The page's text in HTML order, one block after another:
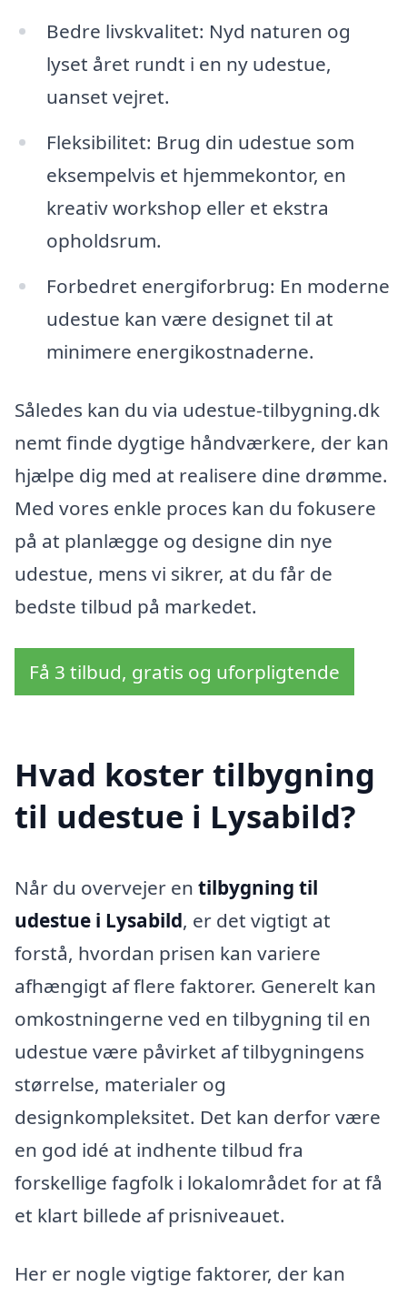
Bedre livskvalitet: Nyd naturen og
lyset året rundt i en ny udestue,
uanset vejret.
Fleksibilitet: Brug din udestue som
eksempelvis et hjemmekontor, en
kreativ workshop eller et ekstra
opholdsrum.
Forbedret energiforbrug: En moderne
udestue kan være designet til at
minimere energikostnaderne.
Således kan du via udestue-tilbygning.dk
nemt finde dygtige håndværkere, der kan
hjælpe dig med at realisere dine drømme.
Med vores enkle proces kan du fokusere
på at planlægge og designe din nye
udestue, mens vi sikrer, at du får de
bedste tilbud på markedet.
Få 3 tilbud, gratis og uforpligtende
Hvad koster tilbygning
til udestue i Lysabild?
Når du overvejer en tilbygning til
udestue i Lysabild, er det vigtigt at
forstå, hvordan prisen kan variere
afhængigt af flere faktorer. Generelt kan
omkostningerne ved en tilbygning til en
udestue være påvirket af tilbygningens
størrelse, materialer og
designkompleksitet. Det kan derfor være
en god idé at indhente tilbud fra
forskellige fagfolk i lokalområdet for at få
et klart billede af prisniveauet.
Her er nogle vigtige faktorer, der kan